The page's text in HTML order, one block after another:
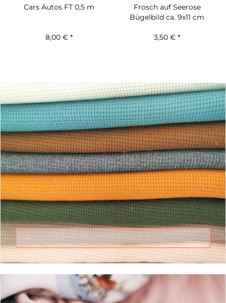
Cars Autos FT 0,5 m
8,00 € *
Frosch auf Seerose
Bügelbild ca. 9x11 cm
3,50 € *